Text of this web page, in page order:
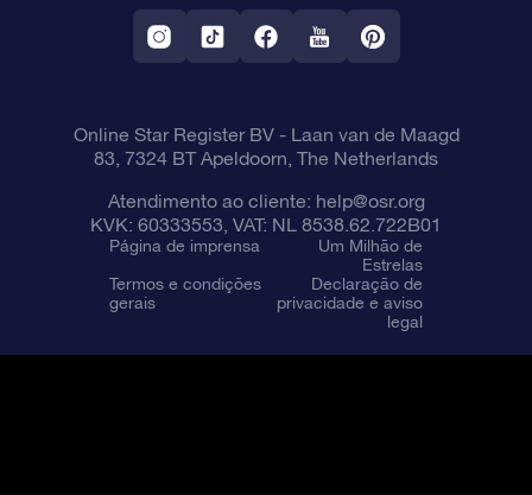
Aplicativo RV Fly me to the stars
Constelações
Online Star Register BV- Laan van de Maagd
83, 7324 BT Apeldoorn, The Netherlands
Atendimento ao cliente: help@osr.org
KVK: 60333553, VAT: NL 8538.62.722B01
Página de imprensa
Um Milhão de
Estrelas
Termos e condições
gerais
Declaração de
privacidade e aviso
legal